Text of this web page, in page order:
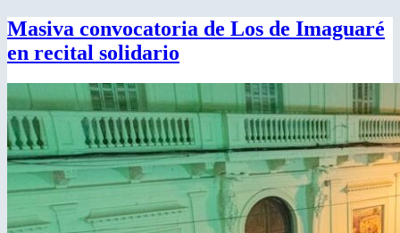
Masiva convocatoria de Los de Imaguaré
en recital solidario